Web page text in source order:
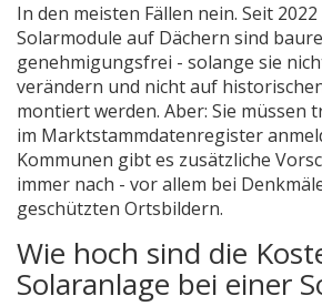
In den meisten Fällen nein. Seit
Solarmodule auf Dächern sind
genehmigungsfrei - solange sie
verändern und nicht auf
montiert werden. Aber: Sie müssen
im Marktstammdatenregister
Kommunen gibt es zusätzliche
immer nach - vor allem bei
geschützten Ortsbildern.
Wie hoch sind die
Solaranlage bei einer